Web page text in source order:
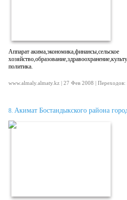
Аппарат акима,экономика,финансы,сельское
политика.
www.almaly.almaty.kz | 27 Фев 2008 | Переходов:
8. Акимат Бостандыкского района